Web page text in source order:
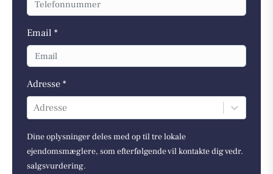
Email *
Adresse *
Adresse
Dine oplysninger deles med op til tre lokale
ejendomsmæglere, som efterfølgende vil kontakte dig vedr.
salgsvurdering.